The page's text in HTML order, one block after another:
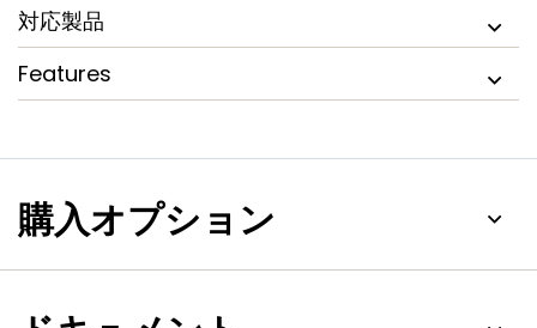
対応製品
Features
購入オプション